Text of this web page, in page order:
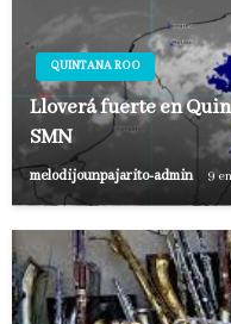
QUINTANA ROO
Lloverá fuerte en
SMN
melodijounpajarito-admin 9